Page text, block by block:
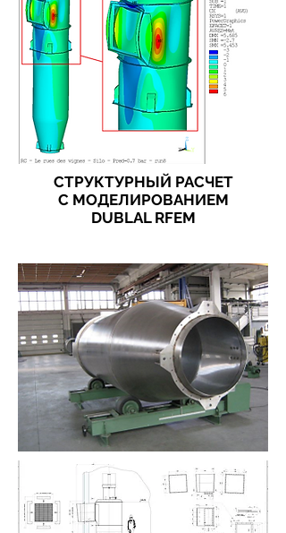
СТРУКТУРНЫЙ РАСЧЕТ
С МОДЕЛИРОВАНИЕМ
DUBLAL RFEM